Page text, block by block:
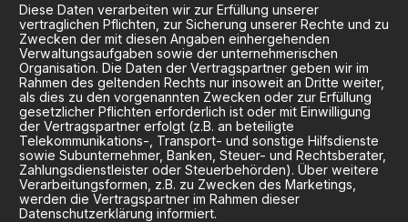
Diese Daten verarbeiten wir zur Erfüllung unserer
vertraglichen Pflichten, zur Sicherung unserer Rechte und zu
Zwecken der mit diesen Angaben einhergehenden
Verwaltungsaufgaben sowie der unternehmerischen
Organisation. Die Daten der Vertragspartner geben wir im
Rahmen des geltenden Rechts nur insoweit an Dritte weiter,
als dies zu den vorgenannten Zwecken oder zur Erfüllung
gesetzlicher Pflichten erforderlich ist oder mit Einwilligung
der Vertragspartner erfolgt (z.B. an beteiligte
Telekommunikations-, Transport- und sonstige Hilfsdienste
sowie Subunternehmer, Banken, Steuer- und Rechtsberater,
Zahlungsdienstleister oder Steuerbehörden). Über weitere
Verarbeitungsformen, z.B. zu Zwecken des Marketings,
werden die Vertragspartner im Rahmen dieser
Datenschutzerklärung informiert.